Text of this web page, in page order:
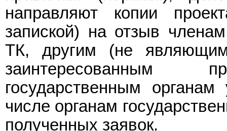
направляют копии
запиской) на отзыв
ТК, другим (не
заинтересованным
государственным
числе органам
полученных заявок.